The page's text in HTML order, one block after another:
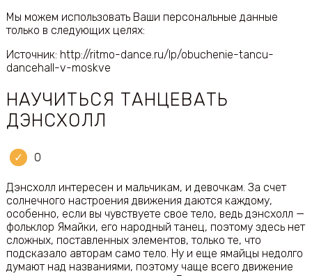
Мы можем использовать Ваши персональные данные
только в следующих целях:
Источник: http://ritmo-dance.ru/lp/obuchenie-tancu-
dancehall-v-moskve
НАУЧИТЬСЯ ТАНЦЕВАТЬ
ДЭНСХОЛЛ
0
Дэнсхолл интересен и мальчикам, и девочкам. За счет
солнечного настроения движения даются каждому,
особенно, если вы чувствуете свое тело, ведь дэнсхолл —
фольклор Ямайки, его народный танец, поэтому здесь нет
сложных, поставленных элементов, только те, что
подсказало авторам само тело. Ну и еще ямайцы недолго
думают над названиями, поэтому чаще всего движение